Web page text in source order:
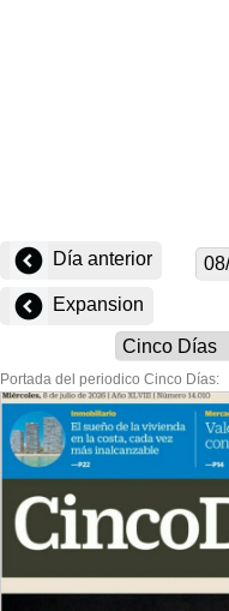
Día anterior
Expansion
Portada del periodico Cinco Días: